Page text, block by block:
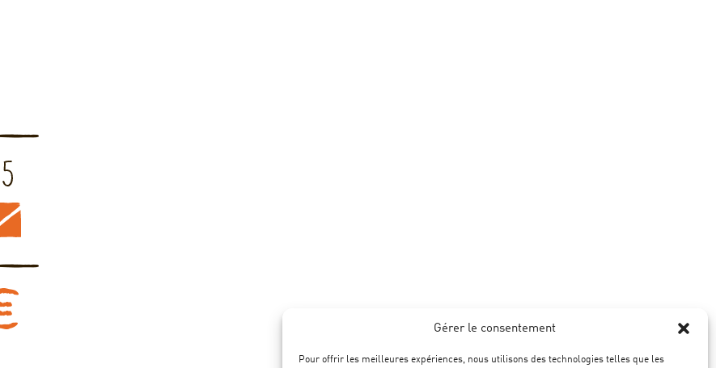
Gérer le consentement
Pour offrir les meilleures expériences, nous utilisons des technologies telles que les